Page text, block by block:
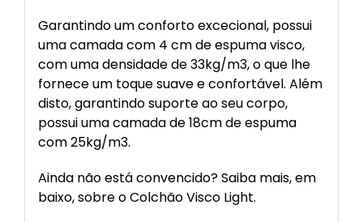
Garantindo um conforto excecional, possui
uma camada com 4 cm de espuma visco,
com uma densidade de 33kg/m3, o que lhe
fornece um toque suave e confortável. Além
disto, garantindo suporte ao seu corpo,
possui uma camada de 18cm de espuma
com 25kg/m3.
Ainda não está convencido? Saiba mais, em
baixo, sobre o Colchão Visco Light.